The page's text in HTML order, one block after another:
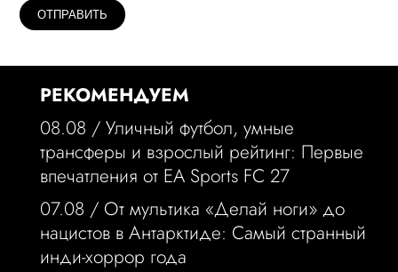
РЕКОМЕНДУЕМ
08.08 / Уличный футбол, умные
трансферы и взрослый рейтинг: Первые
впечатления от EA Sports FC 27
07.08 / От мультика «Делай ноги» до
нацистов в Антарктиде: Самый странный
инди-хоррор года